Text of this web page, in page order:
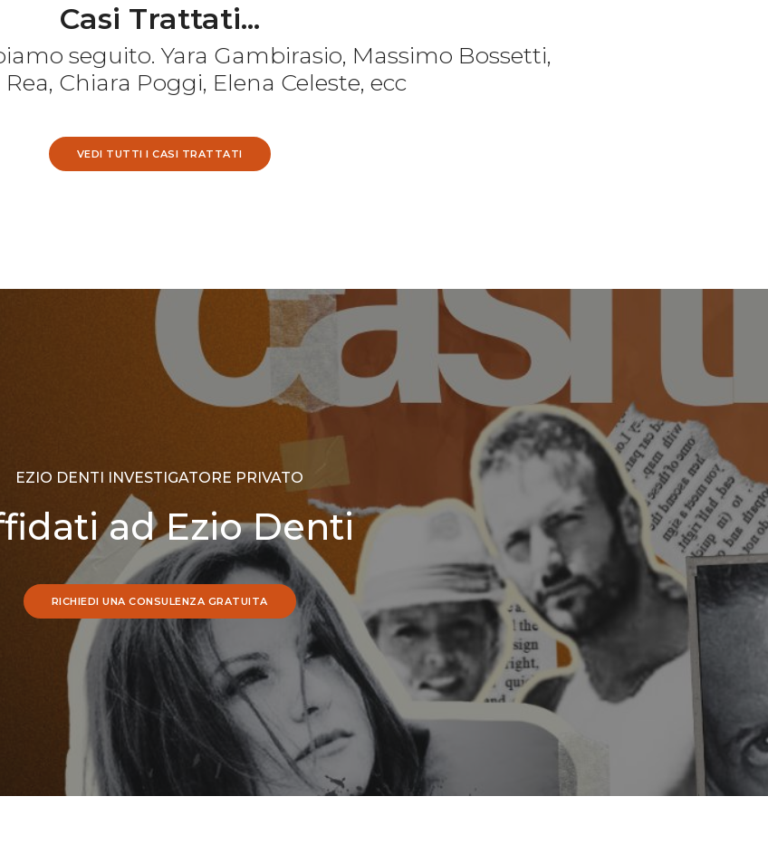
Casi Trattati...
seguito. Yara Gambirasio, Massimo Bossetti,
Chiara Poggi, Elena Celeste, ecc
VEDI TUTTI I CASI TRATTATI
EZIO DENTI INVESTIGATORE PRIVATO
ad Ezio Denti
RICHIEDI UNA CONSULENZA GRATUITA